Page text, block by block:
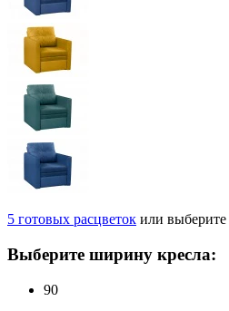
5 готовых расцветок или выберите
Выберите ширину кресла:
90